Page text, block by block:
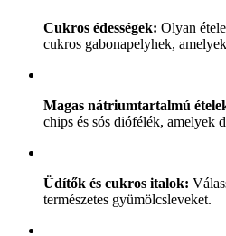
Cukros édességek: Olyan
cukros gabonapelyhek,
Magas nátriumtartalmú
chips és sós diófélék, amelyek
Üdítők és cukros italok:
természetes gyümölcsleveket.